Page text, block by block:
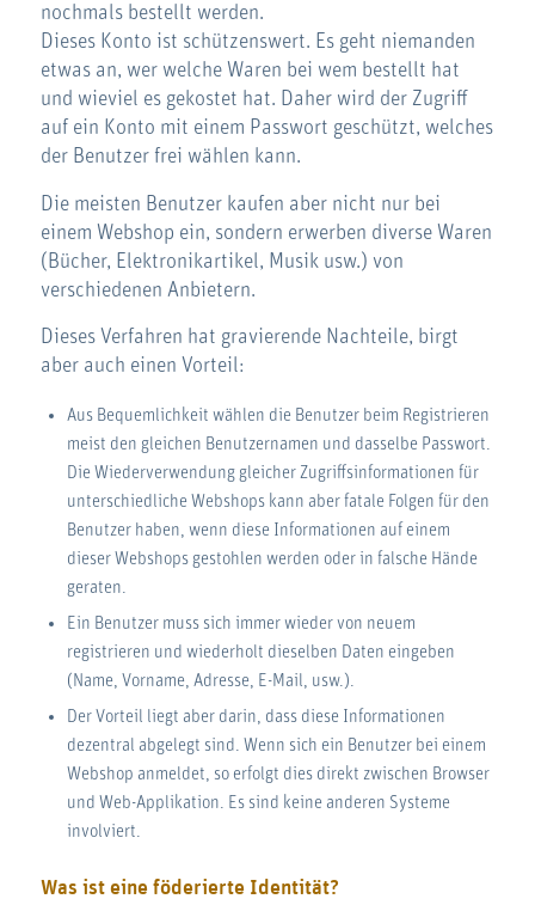
nochmals bestellt werden.
Dieses Konto ist schützenswert. Es geht niemanden
etwas an, wer welche Waren bei wem bestellt hat
und wieviel es gekostet hat. Daher wird der Zugriff
auf ein Konto mit einem Passwort geschützt, welches
der Benutzer frei wählen kann.
Die meisten Benutzer kaufen aber nicht nur bei
einem Webshop ein, sondern erwerben diverse Waren
(Bücher, Elektronikartikel, Musik usw.) von
verschiedenen Anbietern.
Dieses Verfahren hat gravierende Nachteile, birgt
aber auch einen Vorteil:
Aus Bequemlichkeit wählen die Benutzer beim Registrieren
meist den gleichen Benutzernamen und dasselbe Passwort.
Die Wiederverwendung gleicher Zugriffsinformationen für
unterschiedliche Webshops kann aber fatale Folgen für den
Benutzer haben, wenn diese Informationen auf einem
dieser Webshops gestohlen werden oder in falsche Hände
geraten.
Ein Benutzer muss sich immer wieder von neuem
registrieren und wiederholt dieselben Daten eingeben
(Name, Vorname, Adresse, E-Mail, usw.).
Der Vorteil liegt aber darin, dass diese Informationen
dezentral abgelegt sind. Wenn sich ein Benutzer bei einem
Webshop anmeldet, so erfolgt dies direkt zwischen Browser
und Web-Applikation. Es sind keine anderen Systeme
involviert.
Was ist eine föderierte Identität?